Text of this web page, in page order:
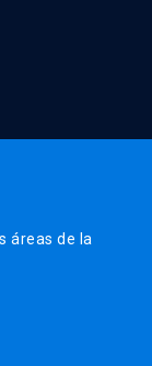
áreas de la